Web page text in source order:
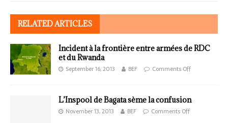
RELATED ARTICLES
Incident à la frontière entre armées de RDC
et du Rwanda
September 16, 2013 BEF Comments Off
L’Inspool de Bagata sème la confusion
November 13, 2013 BEF Comments Off